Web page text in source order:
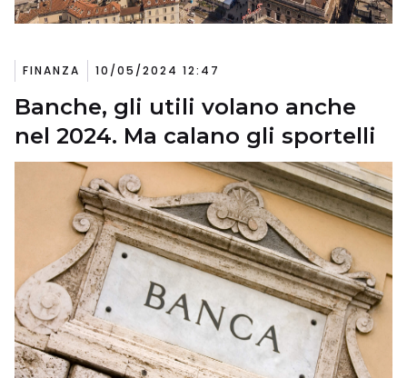
FINANZA 10/05/2024 12:47
Banche, gli utili volano anche
nel 2024. Ma calano gli sportelli